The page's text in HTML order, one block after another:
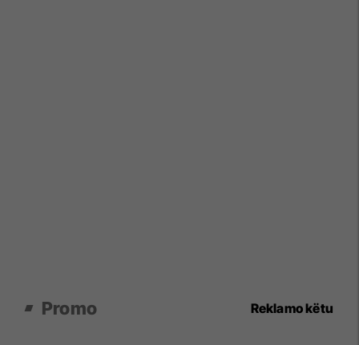
Promo Reklamo këtu